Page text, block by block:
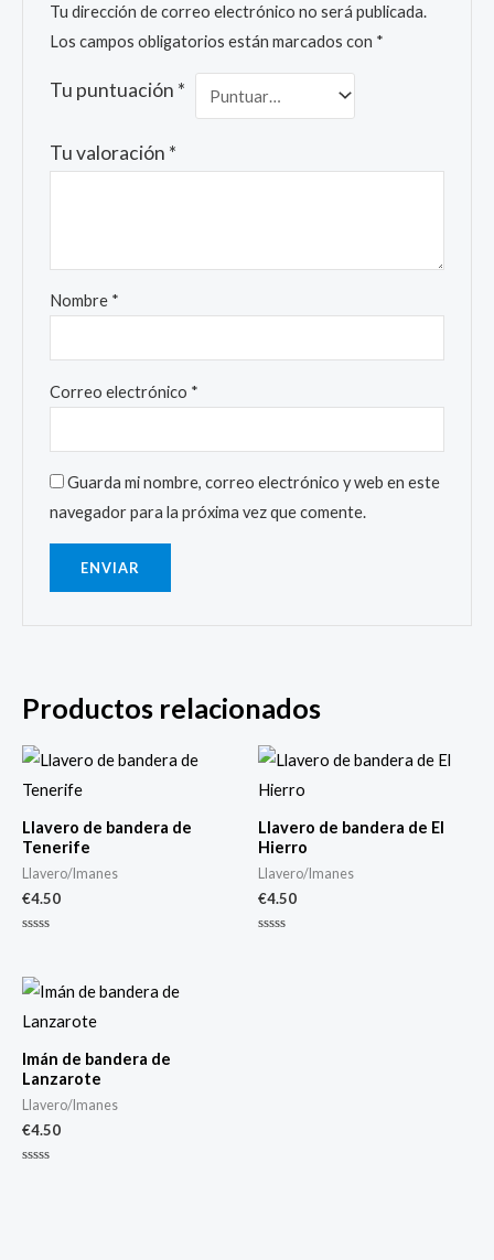
Tu dirección de correo electrónico no será publicada.
Los campos obligatorios están marcados con *
Tu puntuación *
Tu valoración *
Nombre *
Correo electrónico *
Guarda mi nombre, correo electrónico y web en este
navegador para la próxima vez que comente.
Productos relacionados
Llavero de bandera de
Tenerife
Llavero/Imanes
€4.50
de
5
Llavero de bandera de El
Hierro
Llavero/Imanes
€4.50
Imán de bandera de
Lanzarote
Llavero/Imanes
€4.50